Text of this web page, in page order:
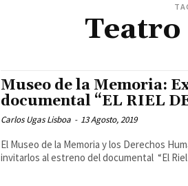
Teatro
Museo de la Memoria:
documental “EL RIEL
Carlos Ugas Lisboa - 13 Agosto, 2019
El Museo de la Memoria y los Derechos
invitarlos al estreno del documental “El Riel